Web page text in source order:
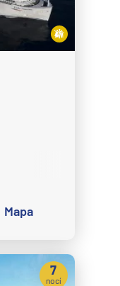
Mapa
7
nocí